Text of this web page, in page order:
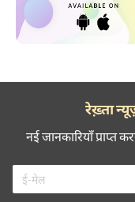
रेख़्ता
नई जानकारियाँ प्राप्त